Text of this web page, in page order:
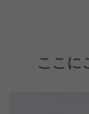
イデアを活かして
いのも特徴の一つ
「カフェ・カンパ
をつくることでは
創り出すことにあ
コミュニティを育
ここに